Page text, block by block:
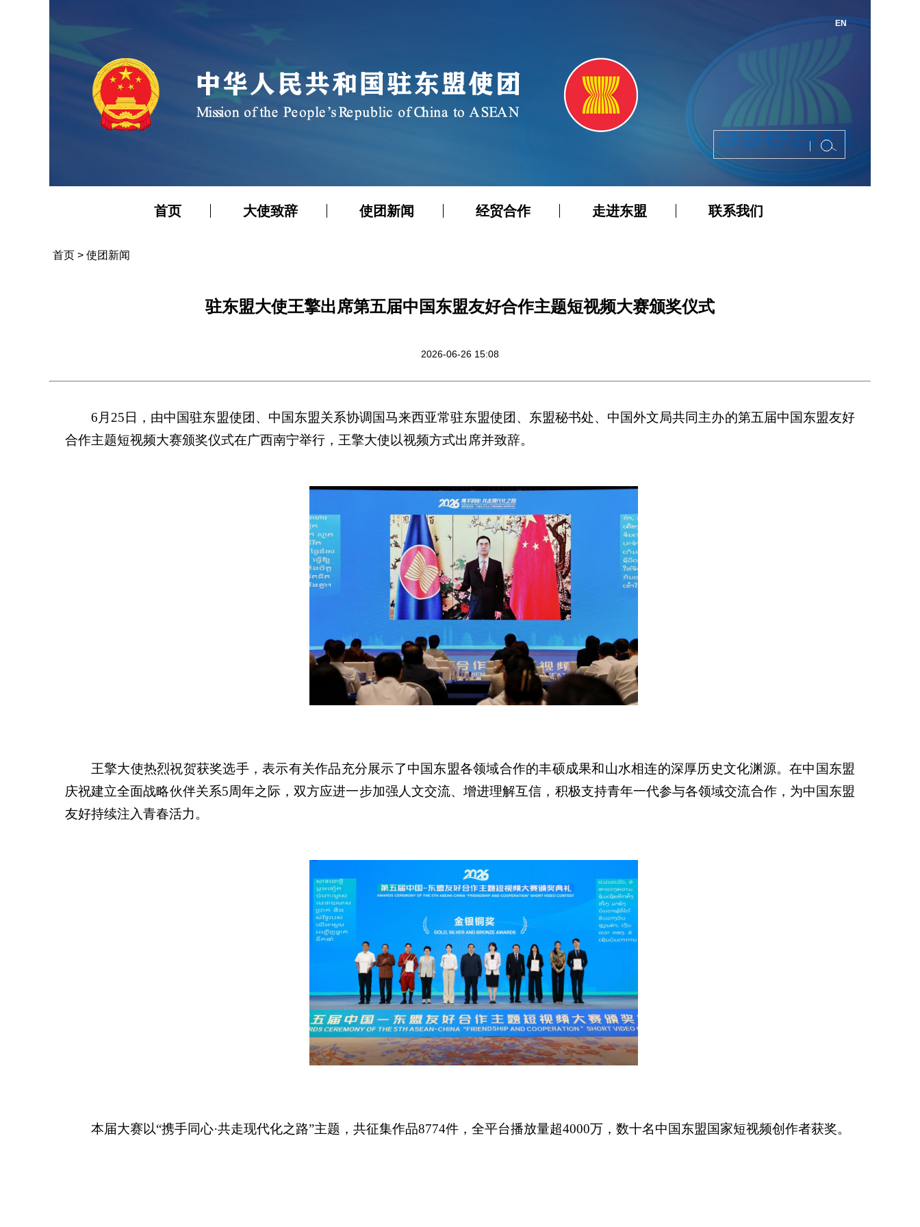
EN
首页 大使致辞 使团新闻 经贸合作 走进东盟 联系我们
首页 > 使团新闻
驻东盟大使王擎出席第五届中国东盟友好合作主题短视频大赛颁奖仪式
2026-06-26 15:08
6月25日，由中国驻东盟使团、中国东盟关系协调国马来西亚常驻东盟使团、东盟秘书处、中国外文局共同主办的第五届中国东盟友好
合作主题短视频大赛颁奖仪式在广西南宁举行，王擎大使以视频方式出席并致辞。
王擎大使热烈祝贺获奖选手，表示有关作品充分展示了中国东盟各领域合作的丰硕成果和山水相连的深厚历史文化渊源。在中国东盟
庆祝建立全面战略伙伴关系5周年之际，双方应进一步加强 人文交流、增进理解互信，积极支持青年一代参与各领域交流合作，为中国东盟
友好持续注入青春活力。
本届大赛以“携手同心·共走现代化之路”主题，共征集作品8774件，全平台播放量超4000万，数十名中国东盟国家短视频创作者获奖。